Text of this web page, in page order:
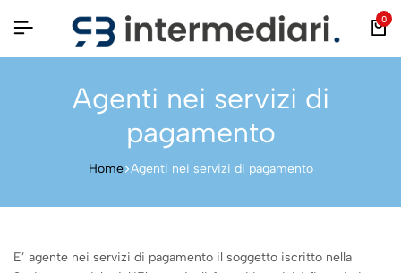
0
Agenti nei servizi di
pagamento
Home Agenti nei servizi di pagamento
E’ agente nei servizi di pagamento il soggetto iscritto nella